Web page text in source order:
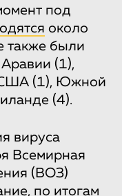
под
около
также были
(1),
США (1), Южной
(4).
вируса
Всемирная
(ВОЗ)
по итогам